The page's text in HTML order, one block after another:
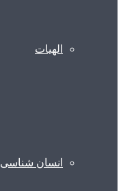
الهیات
انسان شناسی